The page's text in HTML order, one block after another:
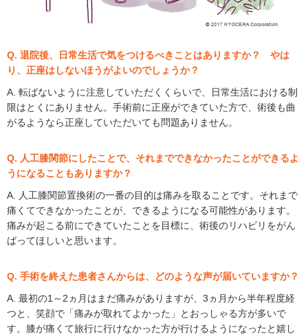
Q. 退院後、日常生活で気をつけるべきことはありますか？ やは
り、正座はしないほうがよいのでしょうか？
A. 転ばないように注意していただくくらいで、日常生活における制
限はとくにありません。手術前に正座ができていた方で、術後も曲
がるようなら正座していただいても問題ありません。
Q. 人工膝関節にしたことで、それまでできなかったことができるよ
うになることもありますか？
A. 人工膝関節置換術の一番の目的は痛みを取ることです。それまで
痛くてできなかったことが、できるようになる可能性があります。
痛みが起こる前にできていたことを目標に、術後のリハビリをがん
ばってほしいと思います。
Q. 手術を終えた患者さんからは、どのような声が届いていますか？
A. 最初の1～2ヵ月はまだ痛みがありますが、3ヵ月から半年程度経
つと、笑顔で「痛みが取れてよかった」とおっしゃる方が多いで
す。膝が痛くて旅行に行けなかった方が行けるようになったと嬉し